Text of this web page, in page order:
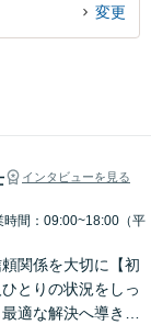
変更
インタビューを見る
時間：09:00~18:00（平
関係を大切に【初
とりの状況をしっ
適な解決へ導きま